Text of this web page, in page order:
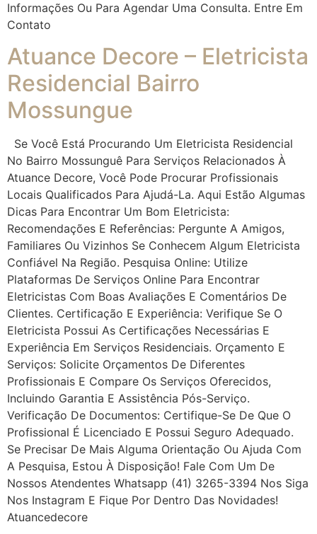
Informações Ou Para Agendar Uma Consulta. Entre Em
Contato
Atuance Decore – Eletricista
Residencial Bairro
Mossungue
Se Você Está Procurando Um Eletricista Residencial
No Bairro Mossunguê Para Serviços Relacionados À
Atuance Decore, Você Pode Procurar Profissionais
Locais Qualificados Para Ajudá-La. Aqui Estão Algumas
Dicas Para Encontrar Um Bom Eletricista:
Recomendações E Referências: Pergunte A Amigos,
Familiares Ou Vizinhos Se Conhecem Algum Eletricista
Confiável Na Região. Pesquisa Online: Utilize
Plataformas De Serviços Online Para Encontrar
Eletricistas Com Boas Avaliações E Comentários De
Clientes. Certificação E Experiência: Verifique Se O
Eletricista Possui As Certificações Necessárias E
Experiência Em Serviços Residenciais. Orçamento E
Serviços: Solicite Orçamentos De Diferentes
Profissionais E Compare Os Serviços Oferecidos,
Incluindo Garantia E Assistência Pós-Serviço.
Verificação De Documentos: Certifique-Se De Que O
Profissional É Licenciado E Possui Seguro Adequado.
Se Precisar De Mais Alguma Orientação Ou Ajuda Com
A Pesquisa, Estou À Disposição! Fale Com Um De
Nossos Atendentes Whatsapp (41) 3265-3394 Nos Siga
Nos Instagram E Fique Por Dentro Das Novidades!
Atuancedecore